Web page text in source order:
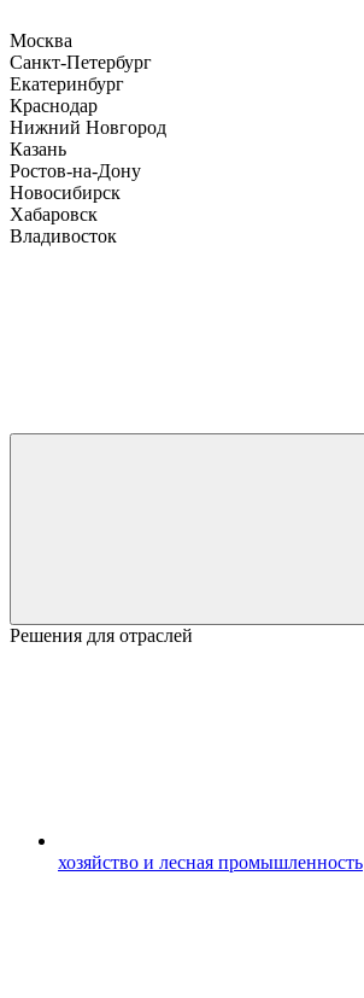
Москва
Санкт-Петербург
Екатеринбург
Краснодар
Нижний Новгород
Казань
Ростов-на-Дону
Новосибирск
Хабаровск
Владивосток
Решения для отраслей
хозяйство и лесная промышленность